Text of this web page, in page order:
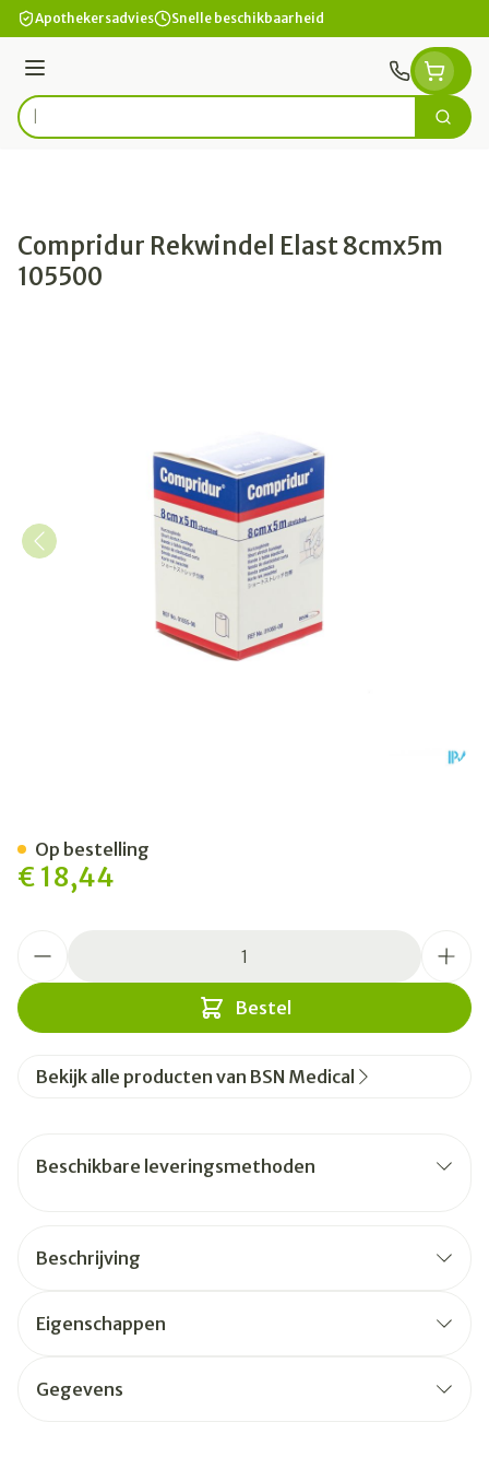
Ga naar de inhoud
Apothekersadvies Snelle beschikbaarheid
Menu
Product, merk, categorie... Zoek
Compridur Rekwindel Elast 8cmx5m
105500
€ 18,44
Bestel
Op bestelling
Bekijk alle producten van BSN Medical
Beschikbare leveringsmethoden
Beschrijving
Eigenschappen
Gegevens